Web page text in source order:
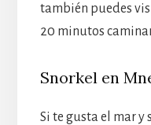
también puedes
20 minutos
Snorkel en
Si te gusta el mar y